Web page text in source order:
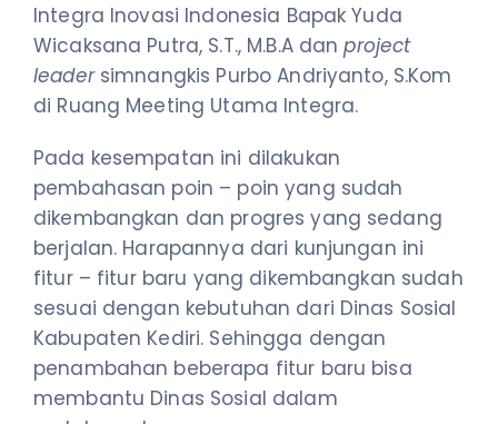
Integra Inovasi Indonesia Bapak Yuda
Wicaksana Putra, S.T., M.B.A danproject
leadersimnangkis Purbo Andriyanto, S.Kom
di Ruang Meeting Utama Integra.
Pada kesempatan ini dilakukan
pembahasan poin – poin yang sudah
dikembangkan dan progres yang sedang
berjalan. Harapannya dari kunjungan ini
fitur – fitur baru yang dikembangkan sudah
sesuai dengan kebutuhan dari Dinas Sosial
Kabupaten Kediri. Sehingga dengan
penambahan beberapa fitur baru bisa
membantu Dinas Sosial dalam